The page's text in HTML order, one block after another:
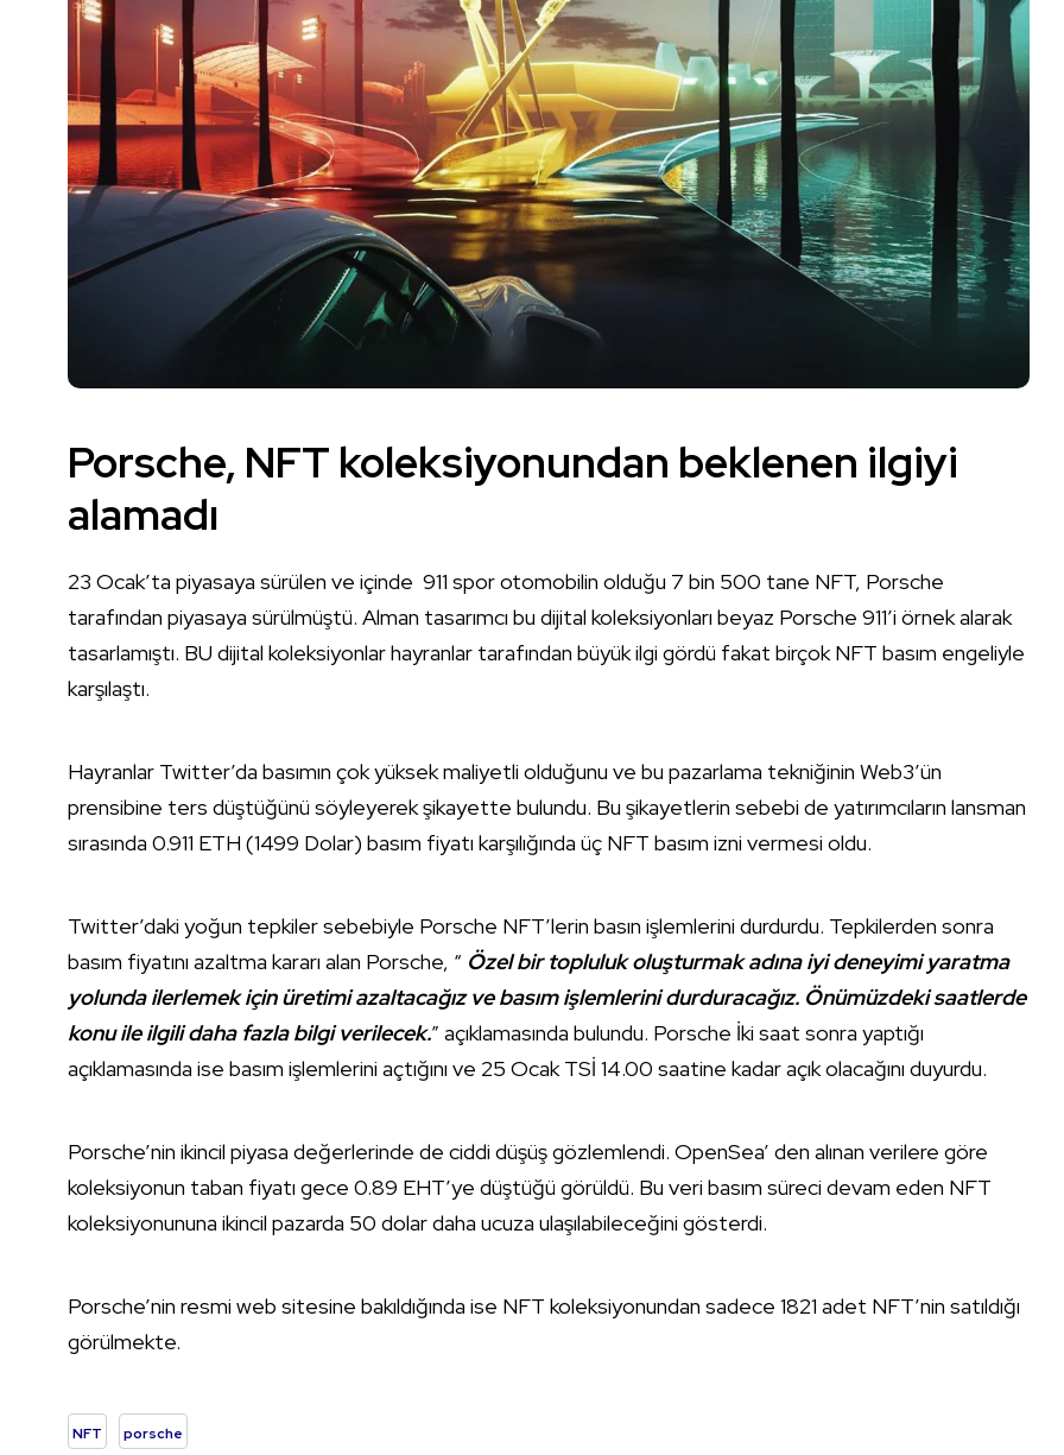
Porsche, NFT koleksiyonundan beklenen ilgiyi
alamadı
23 Ocak’ta piyasaya sürülen ve içinde 911 spor otomobilin olduğu 7 bin 500 tane NFT, Porsche
tarafından piyasaya sürülmüştü. Alman tasarımcı bu dijital koleksiyonları beyaz Porsche 911’i örnek alarak
tasarlamıştı. BU dijital koleksiyonlar hayranlar tarafından büyük ilgi gördü fakat birçok NFT basım engeliyle
karşılaştı.
Hayranlar Twitter’da basımın çok yüksek maliyetli olduğunu ve bu pazarlama tekniğinin Web3’ün
prensibine ters düştüğünü söyleyerek şikayette bulundu. Bu şikayetlerin sebebi de yatırımcıların lansman
sırasında 0.911 ETH (1499 Dolar) basım fiyatı karşılığında üç NFT basım izni vermesi oldu.
Twitter’daki yoğun tepkiler sebebiyle Porsche NFT’lerin basın işlemlerini durdurdu. Tepkilerden sonra
basım fiyatını azaltma kararı alan Porsche, “ Özel bir topluluk oluşturmak adına iyi deneyimi yaratma
yolunda ilerlemek için üretimi azaltacağız ve basım işlemlerini durduracağız. Önümüzdeki saatlerde
konu ile ilgili daha fazla bilgi verilecek.” açıklamasında bulundu. Porsche İki saat sonra yaptığı
açıklamasında ise basım işlemlerini açtığını ve 25 Ocak TSİ 14.00 saatine kadar açık olacağını duyurdu.
Porsche’nin ikincil piyasa değerlerinde de ciddi düşüş gözlemlendi. OpenSea’ den alınan verilere göre
koleksiyonun taban fiyatı gece 0.89 EHT’ye düştüğü görüldü. Bu veri basım süreci devam eden NFT
koleksiyonununa ikincil pazarda 50 dolar daha ucuza ulaşılabileceğini gösterdi.
Porsche’nin resmi web sitesine bakıldığında ise NFT koleksiyonundan sadece 1821 adet NFT’nin satıldığı
görülmekte.
NFT porsche